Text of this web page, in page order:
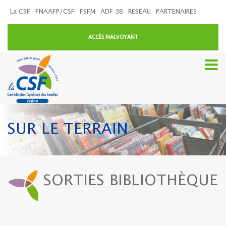
La CSF FNAAFP/CSF FSFM ADF 38 RESEAU PARTENAIRES
ACCÈS MALVOYANT
SUR LE TERRAIN
SORTIES BIBLIOTHÈQUE